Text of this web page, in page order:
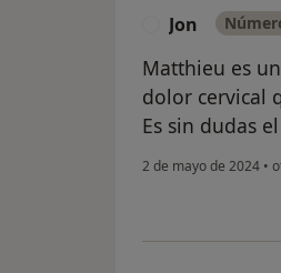
Jon
Matthieu es
dolor cervical
Es sin dudas
2 de mayo de 2024 •